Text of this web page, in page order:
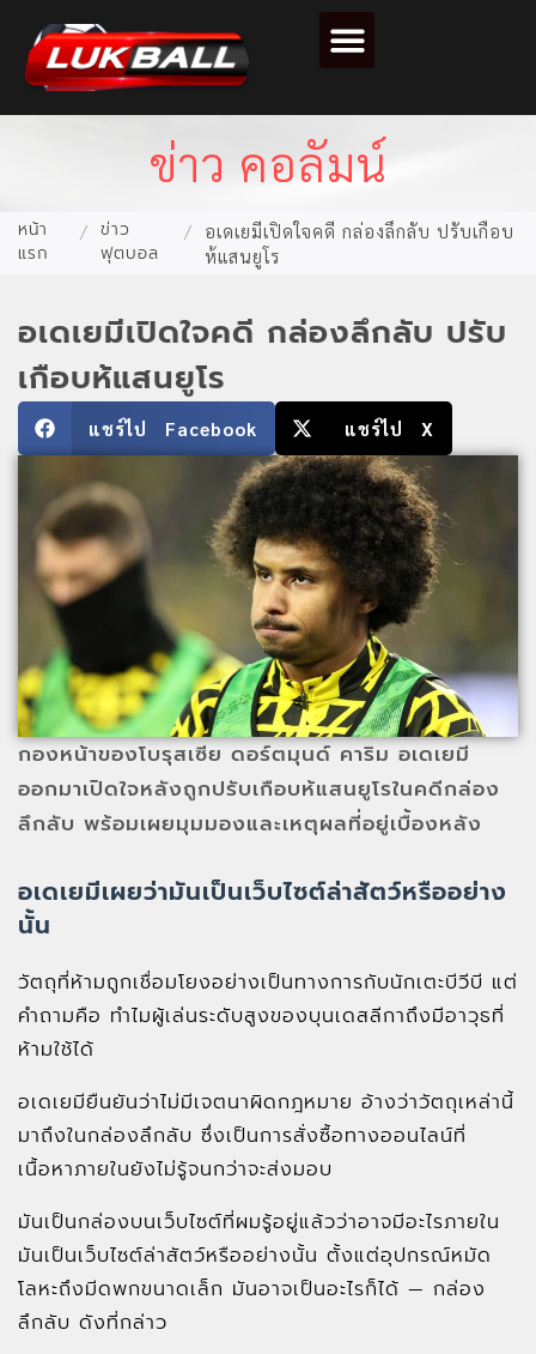
ข่าว คอลัมน์
หน้า
แรก
/ ข่าว
ฟุตบอล
/
อเดเยมีเปิดใจคดี กล่องลึกลับ ปรับเกือบ
ห้แสนยูโร
อเดเยมีเปิดใจคดี กล่องลึกลับ ปรับ
เกือบห้แสนยูโร
แชร์ไป Facebook แชร์ไป X
กองหน้าของโบรุสเซีย ดอร์ตมุนด์ คาริม อเดเยมี
ออกมาเปิดใจหลังถูกปรับเกือบห้แสนยูโรในคดีกล่อง
ลึกลับ พร้อมเผยมุมมองและเหตุผลที่อยู่เบื้องหลัง
อเดเยมีเผยว่ามันเป็นเว็บไซต์ล่าสัตว์หรืออย่าง
นั้น
วัตถุที่ห้ามถูกเชื่อมโยงอย่างเป็นทางการกับนักเตะบีวีบี แต่
คำถามคือ ทำไมผู้เล่นระดับสูงของบุนเดสลีกาถึงมีอาวุธที่
ห้ามใช้ได้
อเดเยมียืนยันว่าไม่มีเจตนาผิดกฎหมาย อ้างว่าวัตถุเหล่านี้
มาถึงในกล่องลึกลับ ซึ่งเป็นการสั่งซื้อทางออนไลน์ที่
เนื้อหาภายในยังไม่รู้จนกว่าจะส่งมอบ
มันเป็นกล่องบนเว็บไซต์ที่ผมรู้อยู่แล้วว่าอาจมีอะไรภายใน
มันเป็นเว็บไซต์ล่าสัตว์หรืออย่างนั้น ตั้งแต่อุปกรณ์หมัด
โลหะถึงมีดพกขนาดเล็ก มันอาจเป็นอะไรก็ได้ — กล่อง
ลึกลับ ดังที่กล่าว